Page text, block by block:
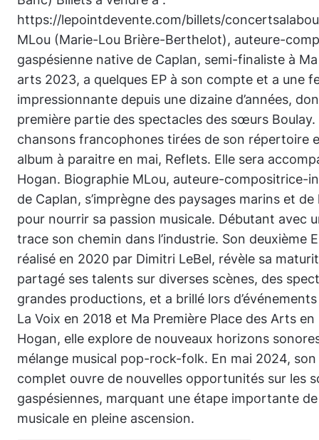
https://lepointdevente.com/billets/
MLou (Marie-Lou Brière-Berthelot), auteure-
gaspésienne native de Caplan, semi-finaliste à
arts 2023, a quelques EP à son compte et a une
impressionnante depuis une dizaine d’années,
première partie des spectacles des sœurs Boulay.
chansons francophones tirées de son répertoire
album à paraitre en mai, Reflets. Elle sera
Hogan. Biographie MLou, auteure-compositrice-
de Caplan, s’imprègne des paysages marins et
pour nourrir sa passion musicale. Débutant avec
trace son chemin dans l’industrie. Son deuxième
réalisé en 2020 par Dimitri LeBel, révèle sa
partagé ses talents sur diverses scènes, des
grandes productions, et a brillé lors
La Voix en 2018 et Ma Première Place des Arts
Hogan, elle explore de nouveaux horizons
mélange musical pop-rock-folk. En mai 2024,
complet ouvre de nouvelles opportunités sur les
gaspésiennes, marquant une étape importante
musicale en pleine ascension.